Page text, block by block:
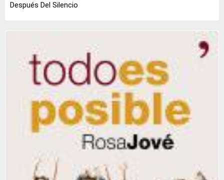
Después Del Silencio